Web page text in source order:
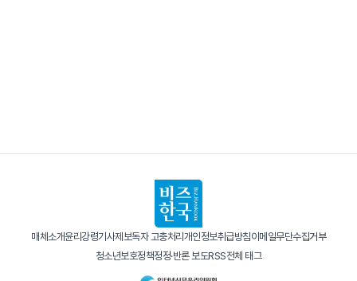
매체소개윤리강령기사제보독자 고충처리 개인정보취급방침이메일무단수집거부
청소년보호정책정정·반론 보도RSS전체 태그